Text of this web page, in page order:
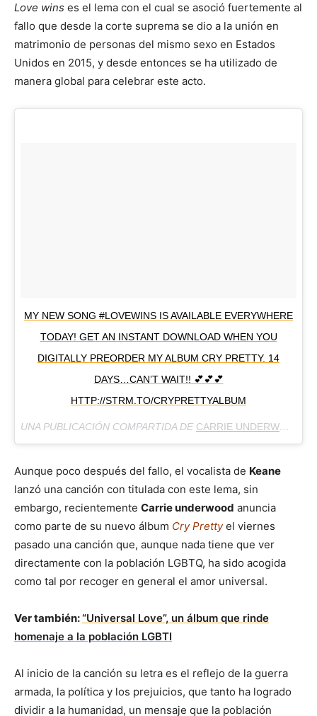
Love wins es el lema con el cual se asoció fuertemente al
fallo que desde la corte suprema se dio a la unión en
matrimonio de personas del mismo sexo en Estados
Unidos en 2015, y desde entonces se ha utilizado de
manera global para celebrar este acto.
MY NEW SONG #LOVEWINS IS AVAILABLE EVERYWHERE
TODAY! GET AN INSTANT DOWNLOAD WHEN YOU
DIGITALLY PREORDER MY ALBUM CRY PRETTY. 14
DAYS…CAN’T WAIT!! 💕💕💕
HTTP://STRM.TO/CRYPRETTYALBUM
UNA PUBLICACIÓN COMPARTIDA DE CARRIE UNDERWOOD
Aunque poco después del fallo, el vocalista de Keane
lanzó una canción con titulada con este lema, sin
embargo, recientemente Carrie underwood anuncia
como parte de su nuevo álbum Cry Prettyel viernes
pasado una canción que, aunque nada tiene que ver
directamente con la población LGBTQ, ha sido acogida
como tal por recoger en general el amor universal.
Ver también:“Universal Love”, un álbum que rinde
homenaje a la población LGBTI
Al inicio de la canción su letra es el reflejo de la guerra
armada, la política y los prejuicios, que tanto ha logrado
dividir a la humanidad, un mensaje que la población